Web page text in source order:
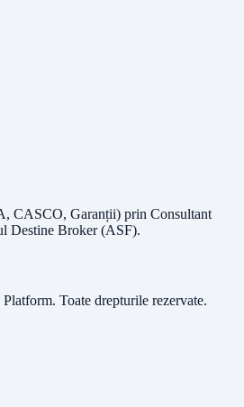
CASCO, Garanții) prin Consultant
Destine Broker (ASF).
Toate drepturile rezervate.